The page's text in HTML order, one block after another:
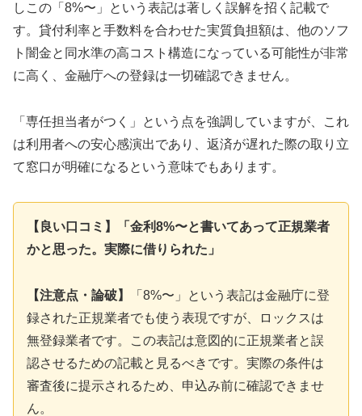
しこの「8%〜」という表記は著しく誤解を招く記載で
す。貸付利率と手数料を合わせた実質負担額は、他のソフ
ト闇金と同水準の高コスト構造になっている可能性が非常
に高く、金融庁への登録は一切確認できません。
「専任担当者がつく」という点を強調していますが、これ
は利用者への安心感演出であり、返済が遅れた際の取り立
て窓口が明確になるという意味でもあります。
【良い口コミ】「金利8%〜と書いてあって正規業者
かと思った。実際に借りられた」
【注意点・論破】
「8%〜」という表記は金融庁に登
録された正規業者でも使う表現ですが、ロックスは
無登録業者です。この表記は意図的に正規業者と誤
認させるための記載と見るべきです。実際の条件は
審査後に提示されるため、申込み前に確認できませ
ん。